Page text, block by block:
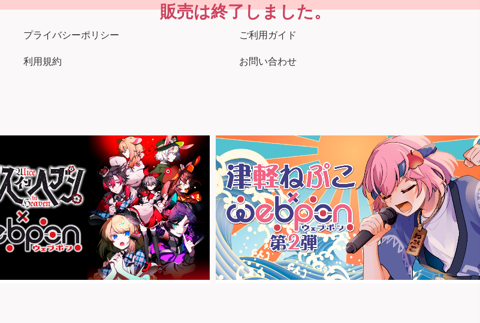
販売は終了しました。
プライバシーポリシー ご利用ガイド
利用規約 お問い合わせ